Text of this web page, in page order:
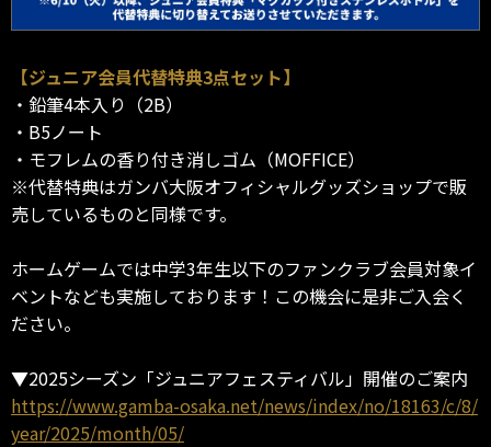
【ジュニア会員代替特典3点セット】
・鉛筆4本入り（2B）
・B5ノート
・モフレムの香り付き消しゴム（MOFFICE）
※代替特典はガンバ大阪オフィシャルグッズショップで販
売しているものと同様です。
ホームゲームでは中学3年生以下のファンクラブ会員対象イ
ベントなども実施しております！この機会に是非ご入会く
ださい。
▼2025シーズン「ジュニアフェスティバル」開催のご案内
https://www.gamba-osaka.net/news/index/no/18163/c/8/
year/2025/month/05/